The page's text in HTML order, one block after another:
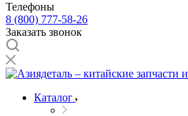
Телефоны
8 (800) 777-58-26
Заказать звонок
Каталог